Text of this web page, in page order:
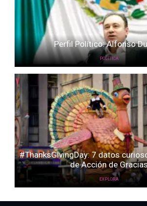
Perfil Político: Alfonso
POLÍTICA
#ThanksGivingDay: 7 datos
de Acción de
EXPLORA